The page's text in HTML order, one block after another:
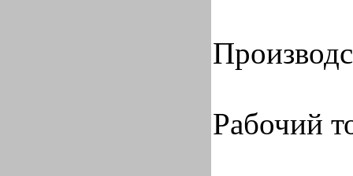
Рабочий